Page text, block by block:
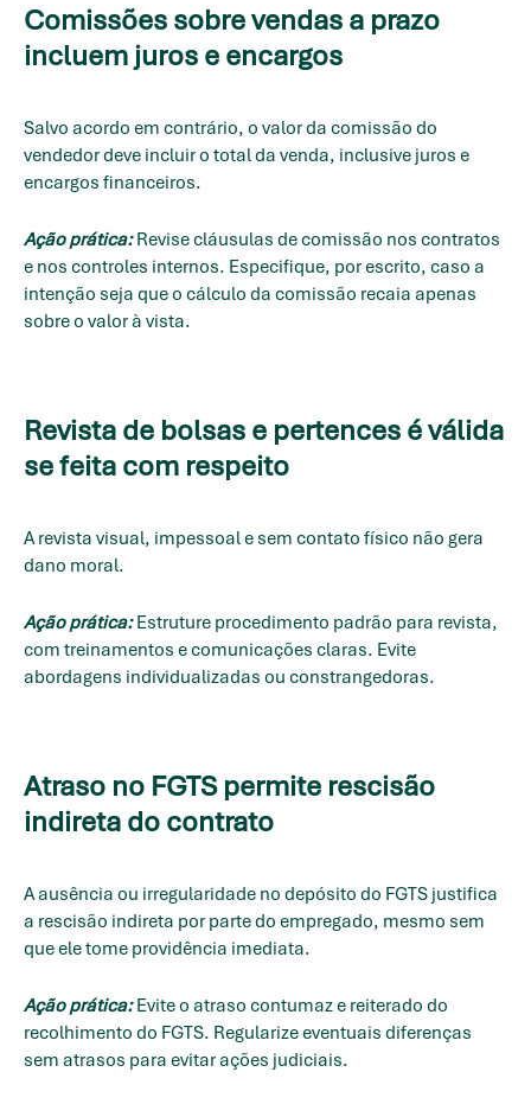
Comissões sobre vendas a prazo
incluem juros e encargos
Salvo acordo em contrário, o valor da comissão do
vendedor deve incluir o total da venda, inclusive juros e
encargos financeiros.
Ação prática:Revise cláusulas de comissão nos contratos
e nos controles internos. Especifique, por escrito, caso a
intenção seja que o cálculo da comissão recaia apenas
sobre o valor à vista.
Revista de bolsas e pertences é válida
se feita com respeito
A revista visual, impessoal e sem contato físico não gera
dano moral.
Ação prática:Estruture procedimento padrão para revista,
com treinamentos e comunicações claras. Evite
abordagens individualizadas ou constrangedoras.
Atraso no FGTS permite rescisão
indireta do contrato
A ausência ou irregularidade no depósito do FGTS justifica
a rescisão indireta por parte do empregado, mesmo sem
que ele tome providência imediata.
Ação prática:Evite o atraso contumaz e reiterado do
recolhimento do FGTS. Regularize eventuais diferenças
sem atrasos para evitar ações judiciais.